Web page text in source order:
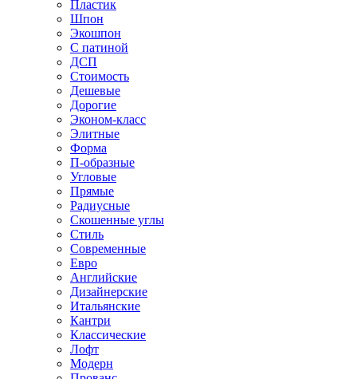
Пластик
Шпон
Экошпон
С патиной
ДСП
Стоимость
Дешевые
Дорогие
Эконом-класс
Элитные
Форма
П-образные
Угловые
Прямые
Радиусные
Скошенные углы
Стиль
Современные
Евро
Английские
Дизайнерские
Итальянские
Кантри
Классические
Лофт
Модерн